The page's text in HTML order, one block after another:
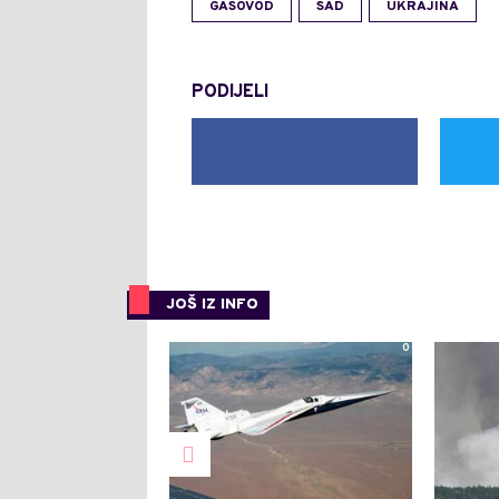
GASOVOD SAD UKRAJINA
PODIJELI
JOŠ IZ INFO
0